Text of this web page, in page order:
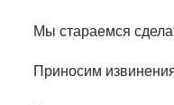
Мы стараемся
Приносим